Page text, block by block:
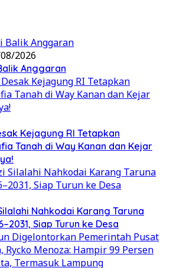
2026
Anggaran
Kejagung RI Tetapkan
Tanah di Way Kanan dan Kejar
Nahkodai Karang Taruna
Siap Turun ke Desa